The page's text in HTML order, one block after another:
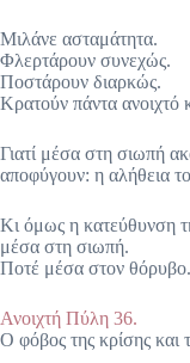
Μιλάνε ασταμάτητα.
Φλερτάρουν συνεχώς.
Ποστάρουν διαρκώς.
Κρατούν πάντα ανοιχτό
Γιατί μέσα στη σιωπή
αποφύγουν: η αλήθεια
Κι όμως η κατεύθυνση
μέσα στη σιωπή.
Ποτέ μέσα στον θόρυβο.
Ανοιχτή Πύλη 36.
Ο φόβος της κρίσης και